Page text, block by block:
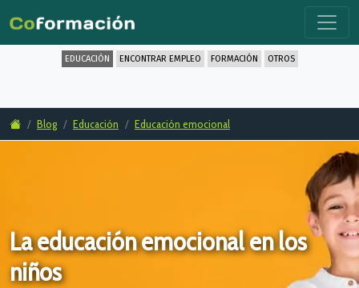
EDUCACIÓN ENCONTRAR EMPLEO FORMACIÓN OTROS
Blog Educación Educación emocional
La educación emocional en los
niños